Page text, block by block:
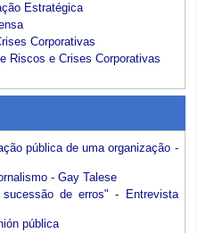
Estratégica
Corporativas
Riscos e Crises Corporativas
pública de uma organização -
- Gay Talese
de erros" - Entrevista
pública